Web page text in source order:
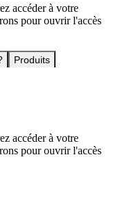
accéder à votre
pour ouvrir l'accès
Produits
accéder à votre
pour ouvrir l'accès